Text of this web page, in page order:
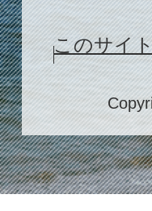
このサイ